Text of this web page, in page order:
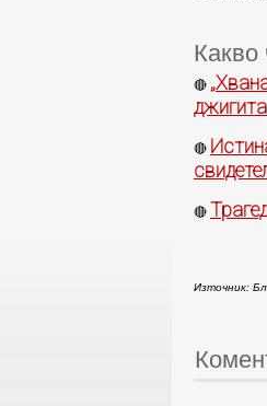
Какво
🔴
🔴
🔴
Източник: